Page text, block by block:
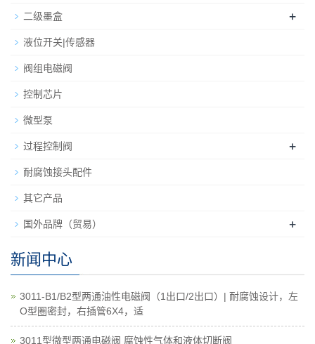
二级墨盒 +
液位开关|传感器
阀组电磁阀
控制芯片
微型泵
过程控制阀 +
耐腐蚀接头配件
其它产品
国外品牌（贸易） +
新闻中心
3011-B1/B2型两通油性电磁阀（1出口/2出口）| 耐腐蚀设计，左
O型圈密封，右插管6X4，适
3011型微型两通电磁阀 腐蚀性气体和液体切断阀